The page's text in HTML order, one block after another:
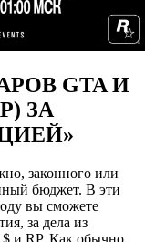
GTA И
ЗА
законного или
бюджет. В эти
вы сможете
за дела из